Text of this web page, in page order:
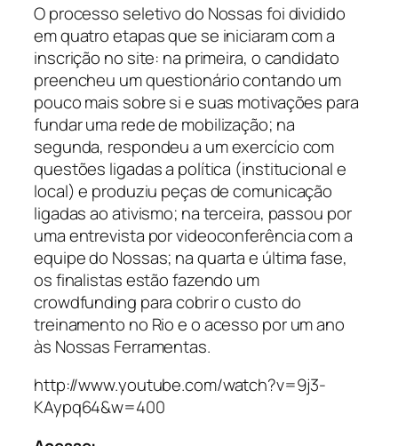
O processo seletivo do Nossas foi dividido
em quatro etapas que se iniciaram com a
inscrição no site: na primeira, o candidato
preencheu um questionário contando um
pouco mais sobre si e suas motivações para
fundar uma rede de mobilização; na
segunda, respondeu a um exercício com
questões ligadas a política (institucional e
local) e produziu peças de comunicação
ligadas ao ativismo; na terceira, passou por
uma entrevista por videoconferência com a
equipe do Nossas; na quarta e última fase,
os finalistas estão fazendo um
crowdfunding para cobrir o custo do
treinamento no Rio e o acesso por um ano
às Nossas Ferramentas.
http://www.youtube.com/watch?v=9j3-
KAypq64&w=400